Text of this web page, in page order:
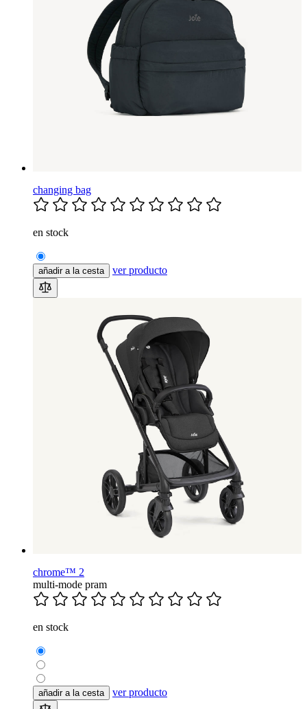
changing bag
en stock
añadir a la cesta ver producto
chrome™ 2
multi-mode pram
en stock
añadir a la cesta ver producto